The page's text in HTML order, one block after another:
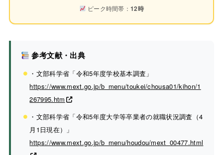
ピーク時間帯：12時
参考文献・出典
・文部科学省「令和5年度学校基本調査」
https://www.mext.go.jp/b_menu/toukei/chousa01/kihon/1
267995.htm
・文部科学省「令和5年度大学等卒業者の就職状況調査（4
月1日現在）」
https://www.mext.go.jp/b_menu/houdou/mext_00477.html